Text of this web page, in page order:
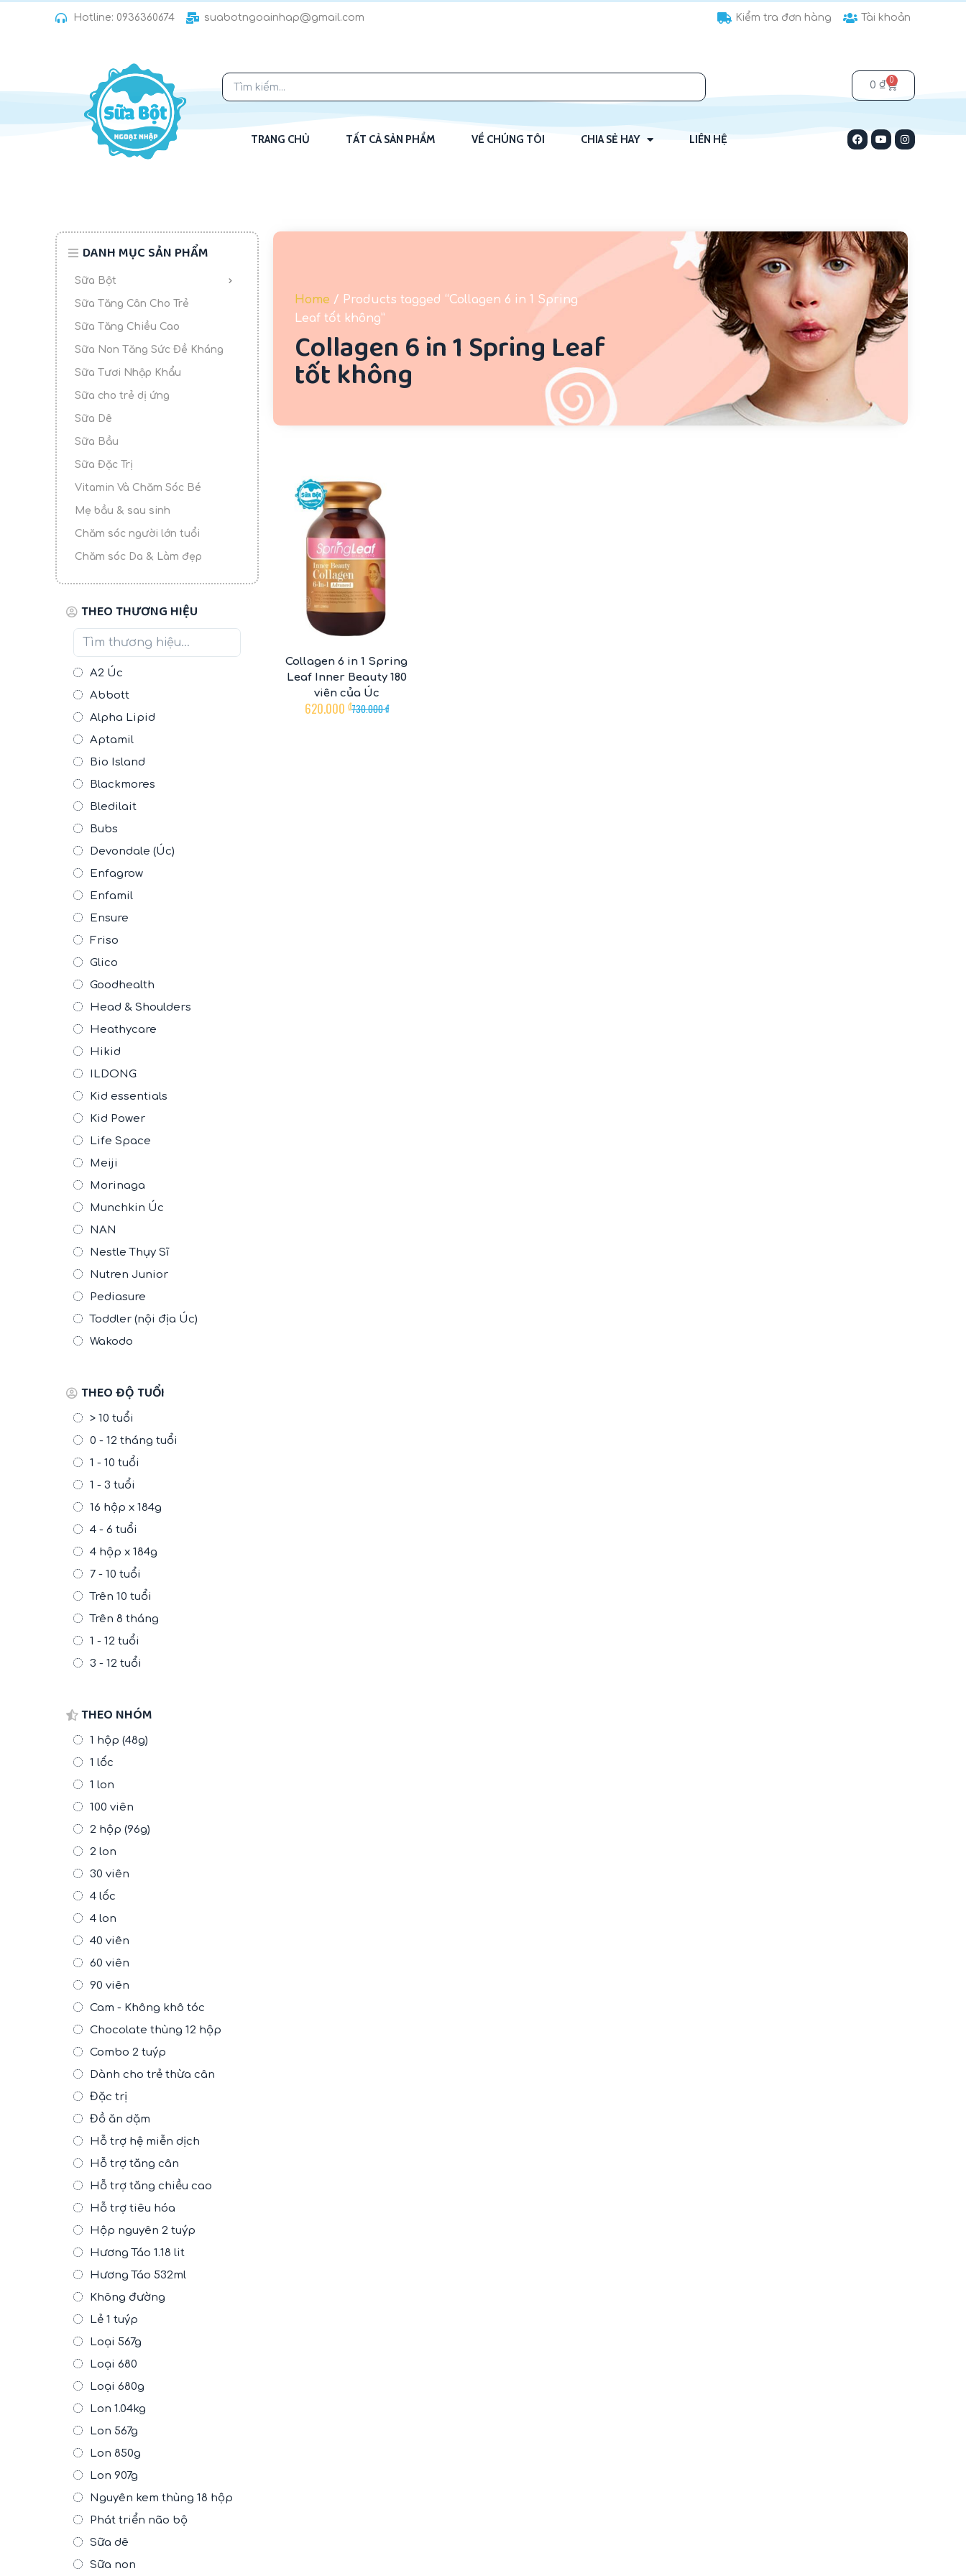
ể
Hotline: 0936360674 suabotngoainhap@gmail.com Kiểm tra đơn hàng Tài khoản
0 ₫ 0
TRANG CHỦ TẤT CẢ SẢN PHẨM VỀ CHÚNG TÔI CHIA SẺ HAY LIÊN HỆ
DANH MỤC SẢN PHẨM
Sữa Bột
Sữa Tăng Cân Cho Trẻ
Sữa Tăng Chiều Cao
Sữa Non Tăng Sức Đề Kháng
Sữa Tươi Nhập Khẩu
Sữa cho trẻ dị ứng
Sữa Dê
Sữa Bầu
Sữa Đặc Trị
Vitamin Và Chăm Sóc Bé
Mẹ bầu & sau sinh
Chăm sóc người lớn tuổi
Chăm sóc Da & Làm đẹp
THEO THƯƠNG HIỆU
A2 Úc
Abbott
Alpha Lipid
Aptamil
Bio Island
Blackmores
Bledilait
Bubs
Devondale (Úc)
Enfagrow
Enfamil
Ensure
Friso
Glico
Goodhealth
Head & Shoulders
Heathycare
Hikid
ILDONG
Kid essentials
Kid Power
Life Space
Meiji
Morinaga
Munchkin Úc
NAN
Nestle Thụy Sĩ
Nutren Junior
Pediasure
Toddler (nội địa Úc)
Wakodo
THEO ĐỘ TUỔI
> 10 tuổi
0 - 12 tháng tuổi
1 - 10 tuổi
1 - 3 tuổi
16 hộp x 184g
4 - 6 tuổi
4 hộp x 184g
7 - 10 tuổi
Trên 10 tuổi
Trên 8 tháng
1 - 12 tuổi
3 - 12 tuổi
THEO NHÓM
1 hộp (48g)
1 lốc
1 lon
100 viên
2 hộp (96g)
2 lon
30 viên
4 lốc
4 lon
40 viên
60 viên
90 viên
Cam - Không khô tóc
Chocolate thùng 12 hộp
Combo 2 tuýp
Dành cho trẻ thừa cân
Đặc trị
Đồ ăn dặm
Hỗ trợ hệ miễn dịch
Hỗ trợ tăng cân
Hỗ trợ tăng chiều cao
Hỗ trợ tiêu hóa
Hộp nguyên 2 tuýp
Hương Táo 1.18 lit
Hương Táo 532ml
Không đường
Lẻ 1 tuýp
Loại 567g
Loại 680
Loại 680g
Lon 1.04kg
Lon 567g
Lon 850g
Lon 907g
Nguyên kem thùng 18 hộp
Phát triển não bộ
Sữa dê
Sữa non
Home / Products tagged “Collagen 6 in 1 Spring
Leaf tốt không”
Collagen 6 in 1 Spring Leaf
tốt không
Collagen 6 in 1 Spring
Leaf Inner Beauty 180
viên của Úc
730.000₫
620.000 ₫